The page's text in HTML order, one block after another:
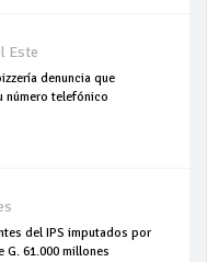
Este
denuncia que
número telefónico
del IPS imputados por
G. 61.000 millones